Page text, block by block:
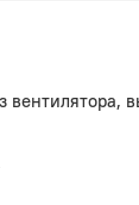
вентилятора,